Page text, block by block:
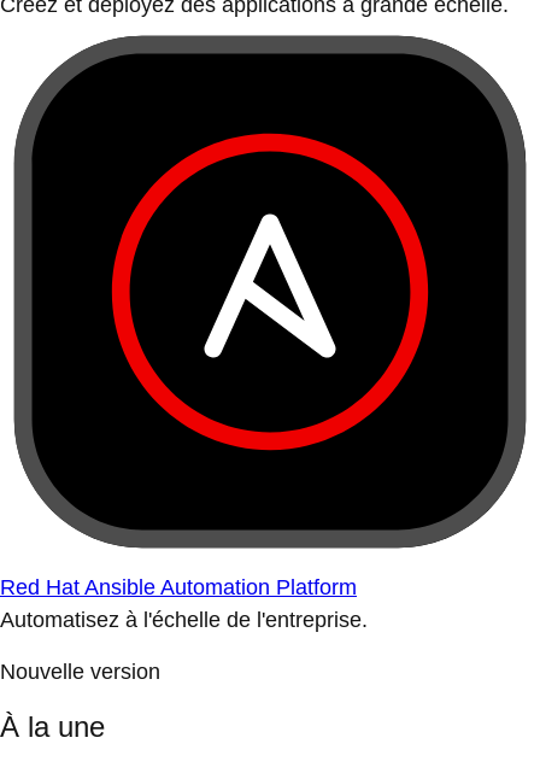
Créez et déployez des applications à grande échelle.
Red Hat Ansible Automation Platform
Automatisez à l'échelle de l'entreprise.
Nouvelle version
À la une